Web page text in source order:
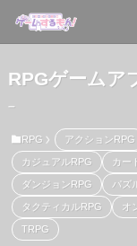
RPGゲームア
–
RPG アクションRPG
カジュアルRPG カー
ダンジョンRPG パズ
タクティカルRPG オ
TRPG